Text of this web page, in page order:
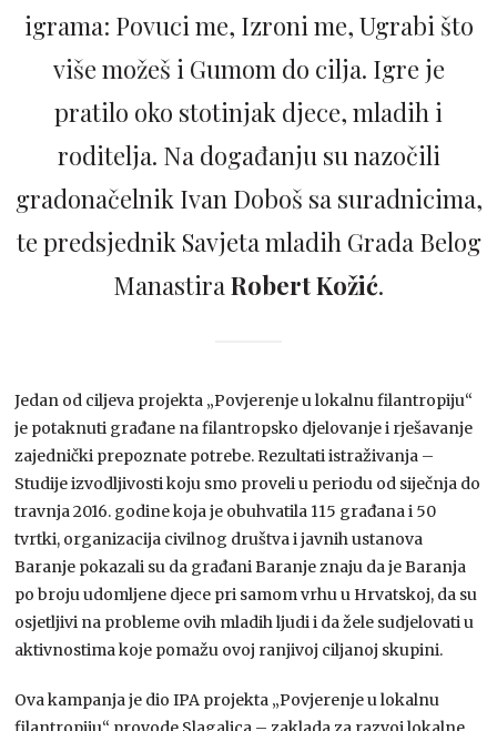
igrama: Povuci me, Izroni me, Ugrabi što
više možeš i Gumom do cilja. Igre je
pratilo oko stotinjak djece, mladih i
roditelja. Na događanju su nazočili
gradonačelnik Ivan Doboš sa suradnicima,
te predsjednik Savjeta mladih Grada Belog
Manastira Robert Kožić.
Jedan od ciljeva projekta „Povjerenje u lokalnu filantropiju“
je potaknuti građane na filantropsko djelovanje i rješavanje
zajednički prepoznate potrebe. Rezultati istraživanja –
Studije izvodljivosti koju smo proveli u periodu od siječnja do
travnja 2016. godine koja je obuhvatila 115 građana i 50
tvrtki, organizacija civilnog društva i javnih ustanova
Baranje pokazali su da građani Baranje znaju da je Baranja
po broju udomljene djece pri samom vrhu u Hrvatskoj, da su
osjetljivi na probleme ovih mladih ljudi i da žele sudjelovati u
aktivnostima koje pomažu ovoj ranjivoj ciljanoj skupini.
Ova kampanja je dio IPA projekta „Povjerenje u lokalnu